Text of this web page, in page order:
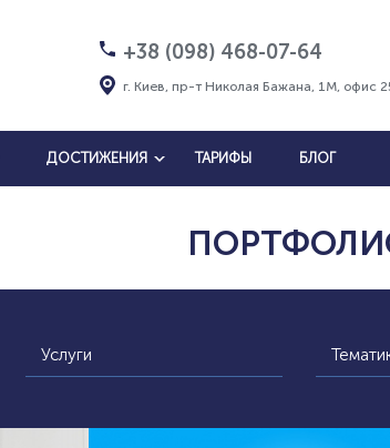
+38 (098) 468-07-64
г. Киев, пр-т Николая Бажана, 1М, офис
ДОСТИЖЕНИЯ ТАРИФЫ БЛОГ
Услуги